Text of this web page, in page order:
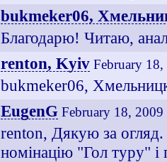
bukmeker06,
Благодарю! Читаю,
renton, Kyiv February
bukmeker06,
EugenG February 18,
renton, Дякую за
номінацію "Гол туру"